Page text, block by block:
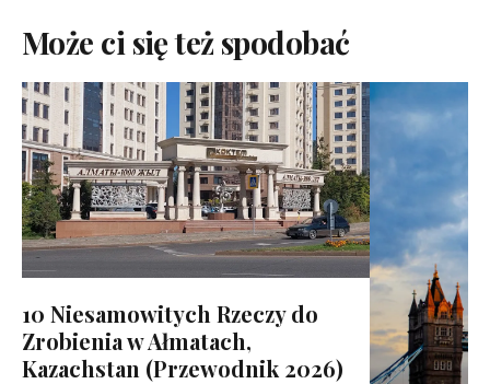
Może ci się też spodobać
10 Niesamowitych Rzeczy do
Zrobienia w Ałmatach,
Kazachstan (Przewodnik 2026)